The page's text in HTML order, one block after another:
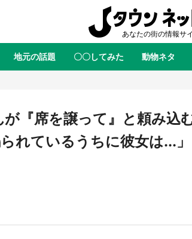
全国 全国
東北 青森 岩手
関東 茨城
地元の話題 〇〇してみた 動物ネタ
絶景 あの時はありがとう 物語が
『席を譲って』と頼み込む
れているうちに彼女は...